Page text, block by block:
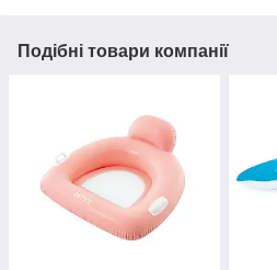
Подібні товари компанії